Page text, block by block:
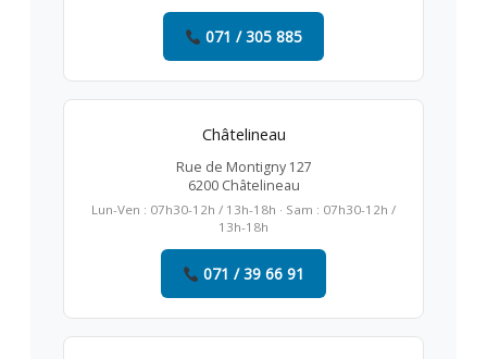
071 / 305 885
Châtelineau
Rue de Montigny 127
6200 Châtelineau
Lun-Ven : 07h30-12h / 13h-18h · Sam : 07h30-12h /
13h-18h
071 / 39 66 91